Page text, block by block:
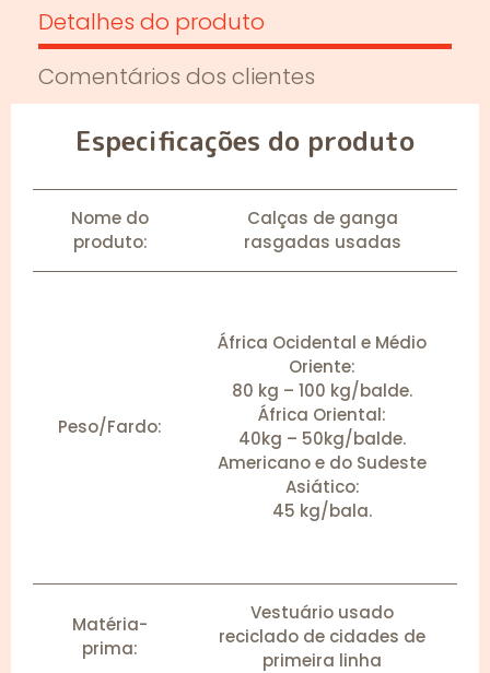
Detalhes do produto
Comentários dos clientes
Especificações do produto
Nome do
produto:
Calças de ganga
rasgadas usadas
Peso/Fardo:
África Ocidental e Médio
Oriente:
80 kg – 100 kg/balde.
África Oriental:
40kg – 50kg/balde.
Americano e do Sudeste
Asiático:
45 kg/bala.
Matéria-
prima:
Vestuário usado
reciclado de cidades de
primeira linha